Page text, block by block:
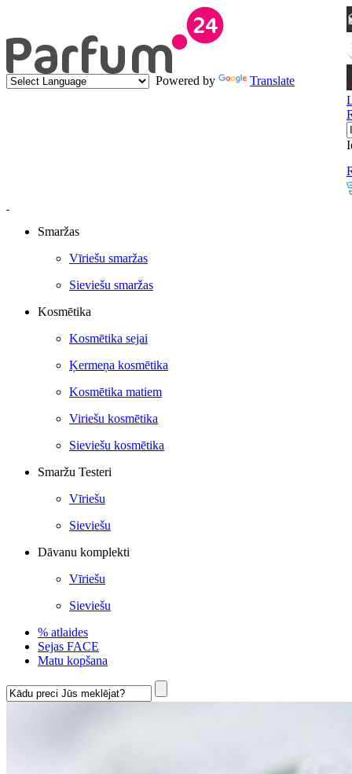
Powered by
Translate
Smaržas
Vīriešu smaržas
Sieviešu smaržas
Kosmētika
Kosmētika sejai
Ķermeņa kosmētika
Kosmētika matiem
Viriešu kosmētika
Sieviešu kosmētika
Smaržu Testeri
Vīriešu
Sieviešu
Dāvanu komplekti
Vīriešu
Sieviešu
% atlaides
Sejas FACE
Matu kopšana